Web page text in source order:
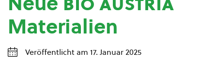
Materialien
Veröffentlicht am 17. Januar 2025